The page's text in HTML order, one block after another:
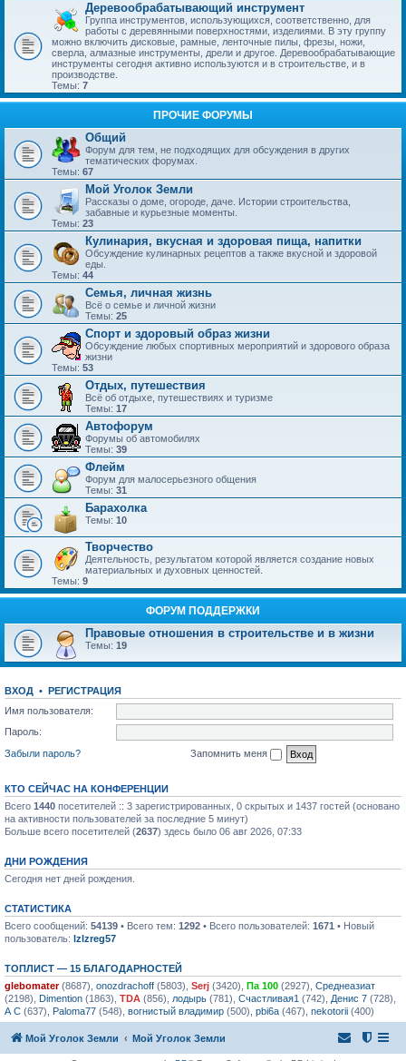
Деревообрабатывающий инструмент
Группа инструментов, использующихся, соответственно, для
работы с деревянными поверхностями, изделиями. В эту группу
можно включить дисковые, рамные, ленточные пилы, фрезы, ножи,
сверла, алмазные инструменты, дрели и другое. Деревообрабатывающие
инструменты сегодня активно используются и в строительстве, и в
производстве.
Темы: 7
ПРОЧИЕ ФОРУМЫ
Общий
Форум для тем, не подходящих для обсуждения в других
тематических форумах.
Темы: 67
Мой Уголок Земли
Рассказы о доме, огороде, даче. Истории строительства,
забавные и курьезные моменты.
Темы: 23
Кулинария, вкусная и здоровая пища, напитки
Обсуждение кулинарных рецептов а также вкусной и здоровой
еды.
Темы: 44
Семья, личная жизнь
Всё о семье и личной жизни
Темы: 25
Спорт и здоровый образ жизни
Обсуждение любых спортивных мероприятий и здорового образа
жизни
Темы: 53
Отдых, путешествия
Всё об отдыхе, путешествиях и туризме
Темы: 17
Автофорум
Форумы об автомобилях
Темы: 39
Флейм
Форум для малосерьезного общения
Темы: 31
Барахолка
Темы: 10
Творчество
Деятельность, результатом которой является создание новых
материальных и духовных ценностей.
Темы: 9
ФОРУМ ПОДДЕРЖКИ
Правовые отношения в строительстве и в жизни
Темы: 19
ВХОД • РЕГИСТРАЦИЯ
Имя пользователя:
Пароль:
Забыли пароль?
Запомнить меня
КТО СЕЙЧАС НА КОНФЕРЕНЦИИ
Всего 1440 посетителей :: 3 зарегистрированных, 0 скрытых и 1437 гостей (основано
на активности пользователей за последние 5 минут)
Больше всего посетителей (2637) здесь было 06 авг 2026, 07:33
ДНИ РОЖДЕНИЯ
Сегодня нет дней рождения.
СТАТИСТИКА
Всего сообщений: 54139 • Всего тем: 1292 • Всего пользователей: 1671 • Новый
пользователь: lzlzreg57
ТОПЛИСТ — 15 БЛАГОДАРНОСТЕЙ
glebomater(8687), onozdrachoff (5803), Serj (3420), Па 100 (2927), Среднеазиат
(2198), Dimention (1863), TDA (856), лодырь (781), Счастливая1 (742), Денис 7 (728),
А С (637), Paloma77 (548), вогнистый владимир (500), pbi6a (467), nekotorii (400)
Мой Уголок Земли Мой Уголок Земли